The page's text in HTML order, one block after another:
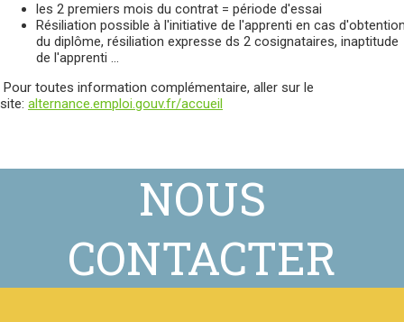
les 2 premiers mois du contrat = période d'essai
Résiliation possible à l'initiative de l'apprenti en cas
du diplôme, résiliation expresse ds 2 cosignataires, inaptitude
de l'apprenti ...
Pour toutes information complémentaire, aller sur le
site: alternance.emploi.gouv.fr/accueil